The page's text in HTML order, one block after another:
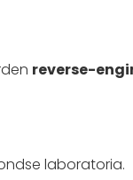
reverse-
laboratoria.